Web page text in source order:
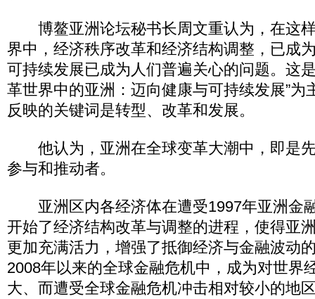
博鳌亚洲论坛秘书长周文重认为，在这
界中，经济秩序改革和经济结构调整，已成
可持续发展已成为人们普遍关心的问题。这
革世界中的亚洲：迈向健康与可持续发展”为
反映的关键词是转型、改革和发展。
他认为，亚洲在全球变革大潮中，即是
参与和推动者。
亚洲区内各经济体在遭受1997年亚洲金
开始了经济结构改革与调整的进程，使得亚
更加充满活力，增强了抵御经济与金融波动
2008年以来的全球金融危机中，成为对世界
大、而遭受全球金融危机冲击相对较小的地